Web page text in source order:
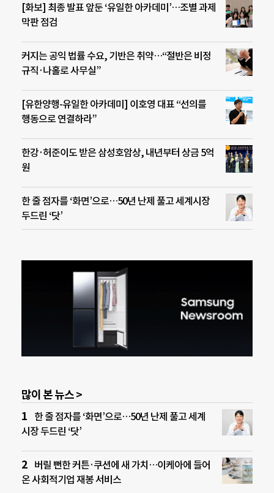
[화보] 최종 발표 앞둔 ‘유일한 아카데미’…조별 과제
막판 점검
커지는 공익 법률 수요, 기반은 취약…“절반은 비정
규직·나홀로 사무실”
[유한양행-유일한 아카데미] 이호영 대표 “선의를
행동으로 연결하라”
한강·허준이도 받은 삼성호암상, 내년부터 상금 5억
원
한 줄 점자를 ‘화면’으로…50년 난제 풀고 세계시장
두드린 ‘닷’
많이 본 뉴스 >
한 줄 점자를 ‘화면’으로…50년 난제 풀고 세계
시장 두드린 ‘닷’
버릴 뻔한 커튼·쿠션에 새 가치…이케아에 들어
온 사회적기업 재봉 서비스